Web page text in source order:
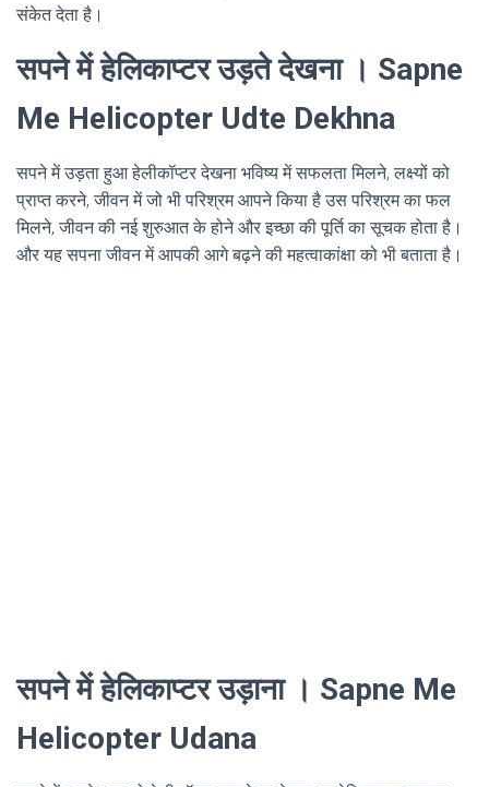
संकेत देता है।
सपने में हेलिकाप्टर उड़ते देखना । Sapne
Me Helicopter Udte Dekhna
सपने में उड़ता हुआ हेलीकॉप्टर देखना भविष्य में सफलता मिलने, लक्ष्यों को
प्राप्त करने, जीवन में जो भी परिश्रम आपने किया है उस परिश्रम का फल
मिलने, जीवन की नई शुरुआत के होने और इच्छा की पूर्ति का सूचक होता है।
और यह सपना जीवन में आपकी आगे बढ़ने की महत्वाकांक्षा को भी बताता है।
सपने में हेलिकाप्टर उड़ाना । Sapne Me
Helicopter Udana